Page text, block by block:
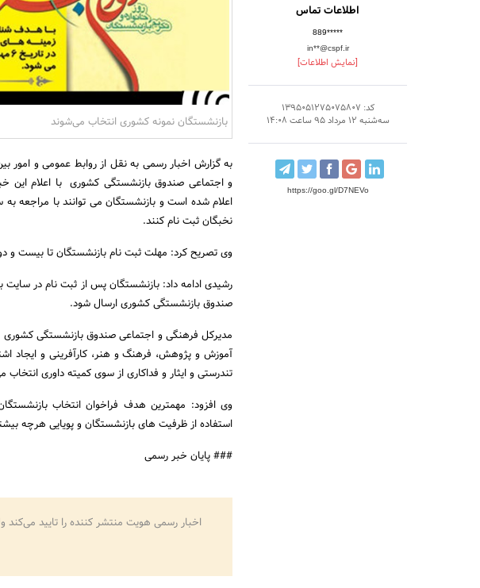
اطلاعات تماس
889*****
in**@cspf.ir
[نمایش اطلاعات]
کد: 1395051275075807
سه‌شنبه 12 مرداد 95 ساعت 14:08
https://goo.gl/D7NEVo
بازنشستگان نمونه کشوری انتخاب می‌شوند
به گزارش اخبار رسمی به نقل از روابط عمومی و
و اجتماعی صندوق بازنشستگی کشوری ‏ با اعلام این
اعلام شده است و بازنشستگان می ‏توانند با مراجعه
نخبگان ثبت ‏نام کنند.‏
وی تصریح کرد: مهلت ثبت نام بازنشستگان تا بیست و
رشیدی ادامه داد: بازنشستگان پس از ثبت نام در سایت
صندوق بازنشستگی کشوری ارسال شود. ‏
مدیرکل فرهنگی و اجتماعی صندوق بازنشستگی
آموزش و پژوهش، فرهنگ ‏و هنر، کارآفرینی و ایجاد
تندرستی ‏و ایثار و فداکاری از سوی کمیته داوری
وی افزود: مهمترین هدف فراخوان انتخاب
استفاده از ظرفیت های بازنشستگان و پویایی هرچه
### پایان خبر رسمی
اخبار رسمی هویت منتشر کننده را تایید